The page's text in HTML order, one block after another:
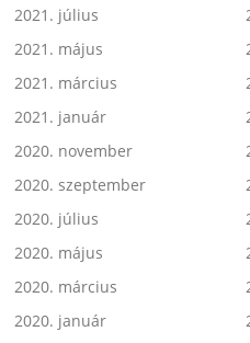
2021. július
2021. május
2021. március
2021. január
2020. november
2020. szeptember
2020. július
2020. május
2020. március
2020. január